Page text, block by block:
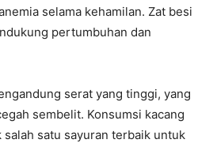
selama kehamilan. Zat besi
pertumbuhan dan
serat yang tinggi, yang
sembelit. Konsumsi kacang
satu sayuran terbaik untuk